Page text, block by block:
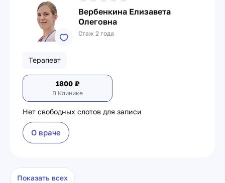
Вербенкина Елизавета
Олеговна
Стаж 2 года
Терапевт
1800 ₽
В Клинике
Нет свободных слотов для записи
О враче
Показать всех